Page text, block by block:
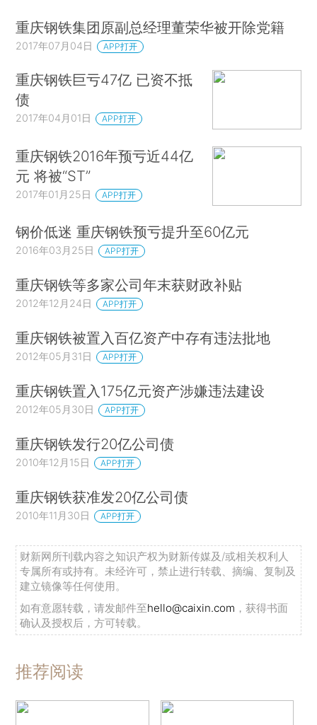
重庆钢铁集团原副总经理董荣华被开除党籍
2017年07月04日 APP打开
重庆钢铁巨亏47亿 已资不抵
债
2017年04月01日 APP打开
重庆钢铁2016年预亏近44亿
元 将被“ST”
2017年01月25日 APP打开
钢价低迷 重庆钢铁预亏提升至60亿元
2016年03月25日 APP打开
重庆钢铁等多家公司年末获财政补贴
2012年12月24日 APP打开
重庆钢铁被置入百亿资产中存有违法批地
2012年05月31日 APP打开
重庆钢铁置入175亿元资产涉嫌违法建设
2012年05月30日 APP打开
重庆钢铁发行20亿公司债
2010年12月15日 APP打开
重庆钢铁获准发20亿公司债
2010年11月30日 APP打开
财新网所刊载内容之知识产权为财新传媒及/或相关权利人
专属所有或持有。未经许可，禁止进行转载、摘编、复制及
建立镜像等任何使用。
如有意愿转载，请发邮件至hello@caixin.com ，获得书面
确认及授权后，方可转载。
推荐阅读